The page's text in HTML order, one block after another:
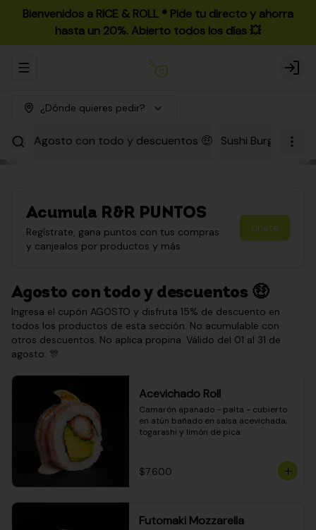
Bienvenidos a RICE & ROLL ®️ Pide tu directo y ahorra
hasta un 20%. Abierto todos los días 💥
Abrir menu de navegación Login
¿Dónde quieres pedir?
Agosto con todo y descuentos 🤑 Sushi Burgers
Acumula R&R PUNTOS
Regístrate, gana puntos con tus compras
y canjealos por productos y más
Únete
Agosto con todo y descuentos 🤑
Ingresa el cupón AGOSTO y disfruta 15% de descuento en
todos los productos de esta sección. No acumulable con
otros descuentos. No aplica propina. Válido del 01 al 31 de
agosto. 🎊
Acevichado Roll
Camarón apanado - palta - cubierto
en atún bañado en salsa acevichada,
togarashi y limón de pica
$7.600
Futomaki Mozzarella